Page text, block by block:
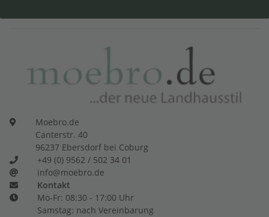
Moebro.de
Canterstr. 40
96237 Ebersdorf bei Coburg
+49 (0) 9562 / 502 34 01
info@moebro.de
Kontakt
Mo-Fr: 08:30 - 17:00 Uhr
Samstag: nach Vereinbarung